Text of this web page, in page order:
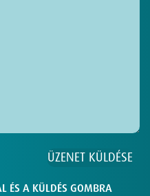
ÉS A KÜLDÉS GOMBRA